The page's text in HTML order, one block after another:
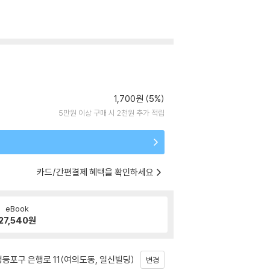
1,700원 (5%)
5만원 이상 구매 시 2천원 추가 적립
카드/간편결제 혜택을 확인하세요
eBook
원
포구 은행로 11(여의도동, 일신빌딩) 변경